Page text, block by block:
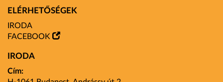
ELÉRHETŐSÉGEK
IRODA
FACEBOOK
IRODA
Cím: